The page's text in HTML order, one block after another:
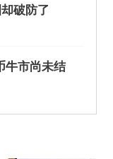
破防了
牛市尚未结